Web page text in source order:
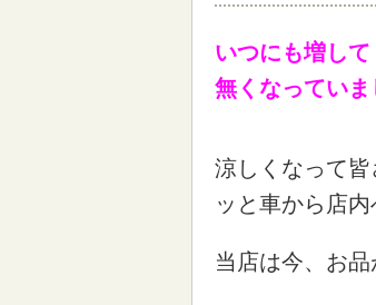
いつにも増し
無くなっていま
涼しくなって
ッと車から店内
当店は今、お